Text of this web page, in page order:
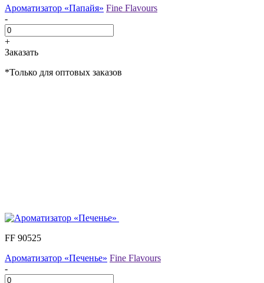
Ароматизатор «Папайя» Fine Flavours
-
+
Заказать
*Только для оптовых заказов
FF 90525
Ароматизатор «Печенье» Fine Flavours
-